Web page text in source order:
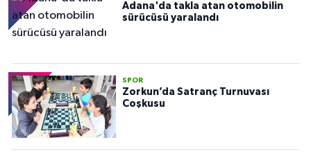
Adana'da takla atan otomobilin
sürücüsü yaralandı
SPOR
Zorkun’da Satranç Turnuvası
Coşkusu